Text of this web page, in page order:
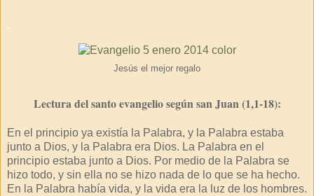
.
Jesús el mejor regalo
Lectura del santo evangelio según san Juan (1,1-18):
En el principio ya existía la Palabra, y la Palabra estaba
junto a Dios, y la Palabra era Dios. La Palabra en el
principio estaba junto a Dios. Por medio de la Palabra se
hizo todo, y sin ella no se hizo nada de lo que se ha hecho.
En la Palabra había vida, y la vida era la luz de los hombres.